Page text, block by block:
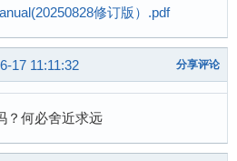
修订版）.pdf
17 11:11:32 分享评论
？何必舍近求远